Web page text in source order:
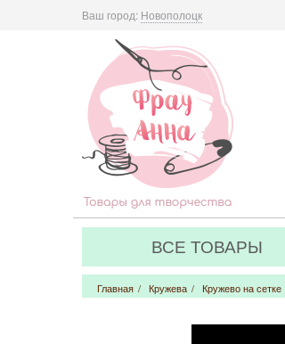
Ваш город: Новополоцк
ВСЕ ТОВАРЫ
Главная / Кружева / Кружево на сетке